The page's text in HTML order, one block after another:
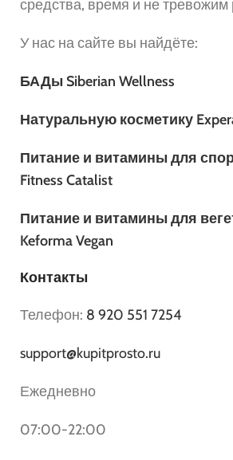
средства, время и не тревожим
У нас на сайте вы найдёте:
БАДы Siberian Wellness
Натуральную косметику
Питание и витамины для
Fitness Catalist
Питание и витамины для
Keforma Vegan
Контакты
Телефон: 8 920 551 7254
support@kupitprosto.ru
Ежедневно
07:00-22:00